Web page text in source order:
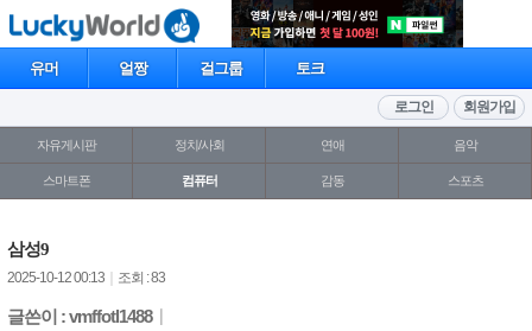
유머 얼짱 걸그룹 토크
회원가입
로그인
자유게시판 정치/사회 연애 음악
스마트폰 컴퓨터 감동 스포츠
삼성9
2025-10-12 00:13 조회 : 83
글쓴이 : vmffotl1488｜